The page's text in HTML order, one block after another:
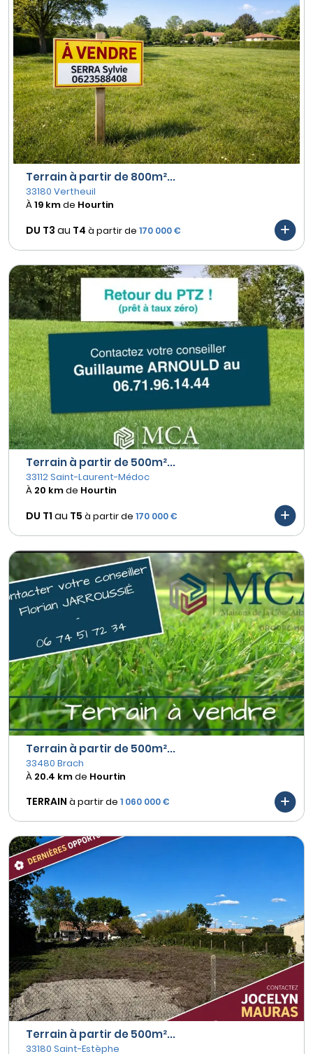
Terrain à partir de 800m²...
33180 Vertheuil
À19 kmde Hourtin
DU T3 au T4 à partir de 170 000 €
Terrain à partir de 500m²...
33112 Saint-Laurent-Médoc
À 20 kmde Hourtin
DU T1 au T5 à partir de 170 000 €
Terrain à partir de 500m²...
33480 Brach
À 20.4 kmde Hourtin
TERRAIN à partir de 1 060 000 €
Terrain à partir de 500m²...
33180 Saint-Estèphe